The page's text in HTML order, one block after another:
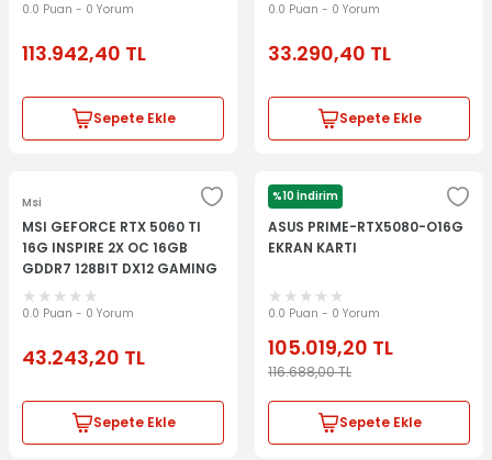
0.0 Puan - 0 Yorum
113.942,40 TL
Sepete Ekle
0.0 Puan - 0 Yorum
33.290,40 TL
Sepete Ekle
Msi
MSI GEFORCE RTX 5060 TI
16G INSPIRE 2X OC 16GB
GDDR7 128BIT DX12 GAMING
0.0 Puan - 0 Yorum
43.243,20 TL
Sepete Ekle
%10 İndirim
Asus
ASUS PRIME-RTX5080-O16G
EKRAN KARTI
0.0 Puan - 0 Yorum
105.019,20 TL
116.688,00TL
Sepete Ekle